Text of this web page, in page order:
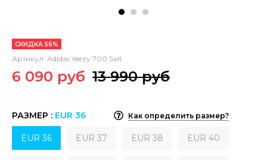
СКИДКА 56%
Артикул: Adidas Yeezy 700 Salt
6 090 руб 13 990 руб
РАЗМЕР : EUR 36 Как определить размер?
EUR 36 EUR 37 EUR 38 EUR 40